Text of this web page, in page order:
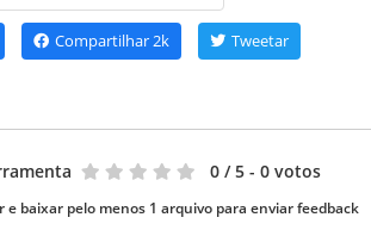
Compartilhar2k Tweetar
0 / 5 - 0 votos
e baixar pelo menos 1 arquivo para enviar feedback